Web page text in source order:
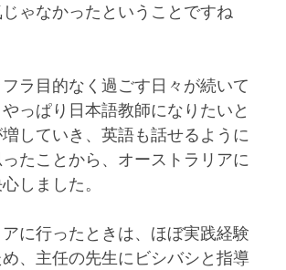
ゃなかったということですね
ラ目的なく過ごす日々が続いて
っぱり日本語教師になりたいと
していき、英語も話せるように
たことから、オーストラリアに
しました。
に行ったときは、ほぼ実践経験
、主任の先生にビシバシと指導